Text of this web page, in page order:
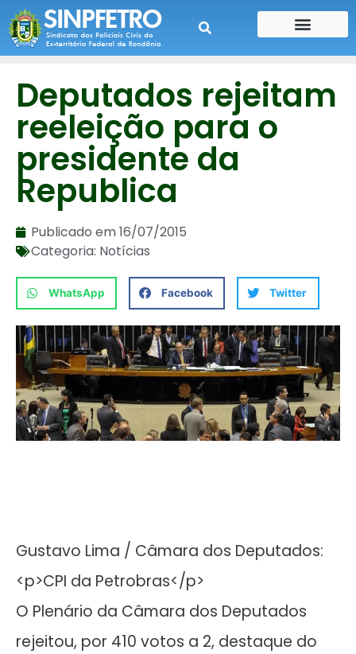
Deputados rejeitam
reeleição para o
presidente da
Republica
Publicado em16/07/2015
Categoria: Notícias
WhatsApp Facebook Twitter
Gustavo Lima / Câmara dos Deputados:
<p>CPI da Petrobras</p>
O Plenário da Câmara dos Deputados
rejeitou, por 410 votos a 2, destaque do